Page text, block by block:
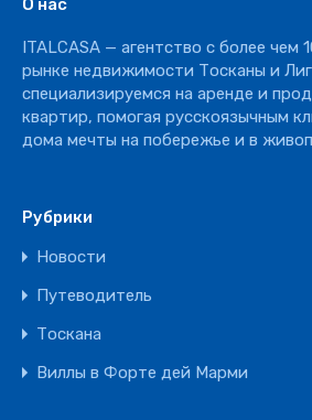
Ресторан
О нас
ITALCASA — агентство с более чем
рынке недвижимости Тосканы и
специализируемся на аренде и
квартир, помогая русскоязычным
дома мечты на побережье и в
Рубрики
Новости
Путеводитель
Тоскана
Виллы в Форте дей Марми